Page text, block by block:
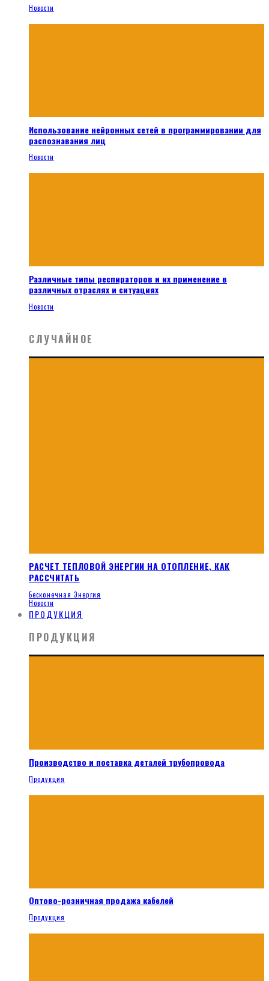
Новости
Использование нейронных сетей в программировании для
распознавания лиц
Новости
Различные типы респираторов и их применение в
различных отраслях и ситуациях
Новости
СЛУЧАЙНОЕ
РАСЧЕТ ТЕПЛОВОЙ ЭНЕРГИИ НА ОТОПЛЕНИЕ, КАК
РАССЧИТАТЬ
Бесконечная Энергия
Новости
ПРОДУКЦИЯ
ПРОДУКЦИЯ
Производство и поставка деталей трубопровода
Продукция
Оптово-розничная продажа кабелей
Продукция